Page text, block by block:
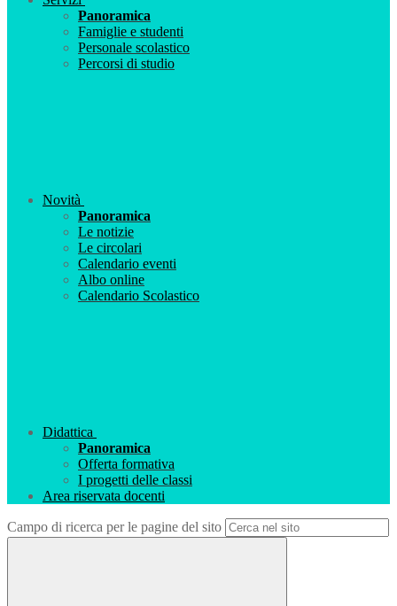
Panoramica
Famiglie e studenti
Personale scolastico
Percorsi di studio
Novità
Panoramica
Le notizie
Le circolari
Calendario eventi
Albo online
Calendario Scolastico
Didattica
Panoramica
Offerta formativa
I progetti delle classi
Area riservata docenti
Campo di ricerca per le pagine del sito